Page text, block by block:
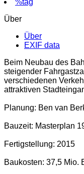
Über
Über
EXIF data
Beim Neubau des
steigender
verschiedenen
attraktiven
Planung: Ben van
Bauzeit: Masterplan
Fertigstellung: 2015
Baukosten: 37,5 Mio.